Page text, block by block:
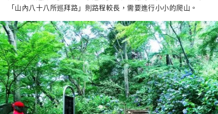
「山內八十八所巡拜路」則路程較長，需要進行小小的爬山。